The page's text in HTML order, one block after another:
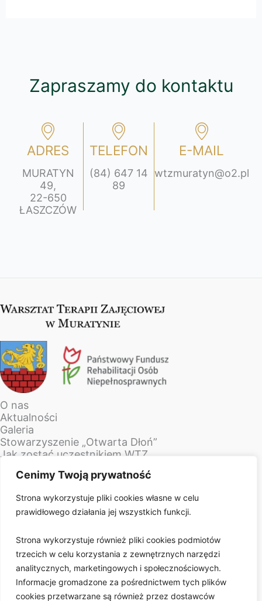
Cenimy Twoją prywatność
Strona wykorzystuje pliki cookies własne w celu
prawidłowego działania jej wszystkich funkcji.
Strona wykorzystuje również pliki cookies podmiotów
trzecich w celu korzystania z zewnętrznych narzędzi
analitycznych, marketingowych i społecznościowych.
Informacje gromadzone za pośrednictwem tych plików
cookies przetwarzane są również przez dostawców
Zapraszamy do kontaktu
ADRES
MURATYN
49,
22-650
ŁASZCZÓW
TELEFON
(84) 647 14
89
E-MAIL
wtzmuratyn@o2.pl
O nas
Aktualności
Galeria
Stowarzyszenie „Otwarta Dłoń”
Jak zostać uczestnikiem WTZ
Pracownia gospodarczo-ogrodnicza
Pracownia ogrodniczo-wikliniarska
Pracownia rękodzieła
Pracownia sztuki użytkowej
Pracownia poligraficzno-introligatorska
Pracownia technik gospodarczych i użytkowych
Pracownia gospodarstwa domowego